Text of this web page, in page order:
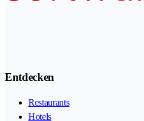
Entdecken
Restaurants
Hotels